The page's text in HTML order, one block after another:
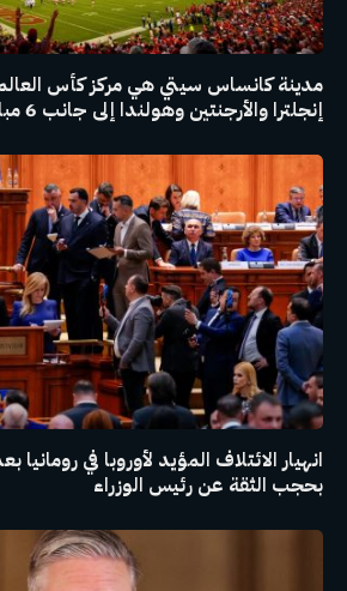
مدينة كانساس سيتي هي مركز كأس
إنجلترا والأرجنتين وهولندا إلى جانب 6 مباريات
انهيار الائتلاف المؤيد لأوروبا في
بحجب الثقة عن رئيس الوزراء